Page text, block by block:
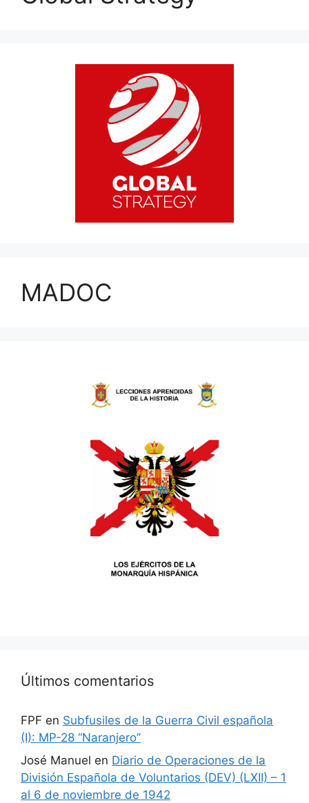
MADOC
Últimos comentarios
FPF en Subfusiles de la Guerra Civil española
(I): MP-28 “Naranjero”
José Manuel en Diario de Operaciones de la
División Española de Voluntarios (DEV) (LXII) – 1
al 6 de noviembre de 1942